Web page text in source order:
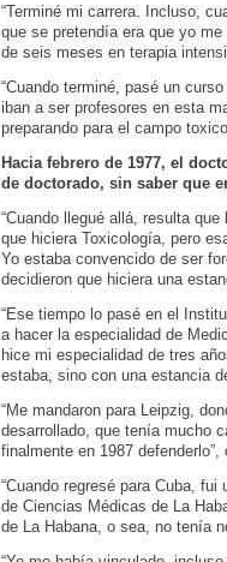
“Terminé mi carrera. Incluso,
que se pretendía era que yo
de seis meses en terapia
“Cuando terminé, pasé un
iban a ser profesores en esta
preparando para el campo
Hacia febrero de 1977, el
de doctorado, sin saber que
“Cuando llegué allá, resulta
que hiciera Toxicología, pero
Yo estaba convencido de ser
decidieron que hiciera una
“Ese tiempo lo pasé en el
a hacer la especialidad de
hice mi especialidad de tres
estaba, sino con una estancia
“Me mandaron para Leipzig,
desarrollado, que tenía mucho
finalmente en 1987 defenderlo”,
“Cuando regresé para Cuba,
de Ciencias Médicas de La
de La Habana, o sea, no tenía